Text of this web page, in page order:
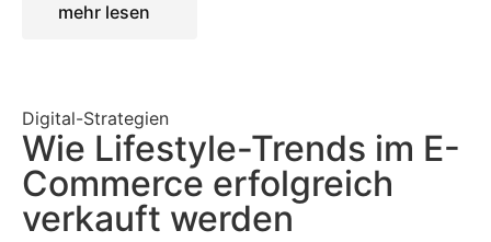
mehr lesen
Digital-Strategien
Wie Lifestyle-Trends im E-
Commerce erfolgreich
verkauft werden